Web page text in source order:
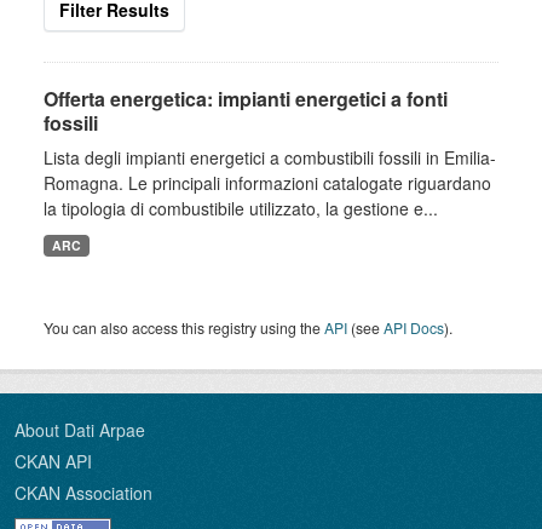
Filter Results
Offerta energetica: impianti energetici a fonti
fossili
Lista degli impianti energetici a combustibili fossili in Emilia-
Romagna. Le principali informazioni catalogate riguardano
la tipologia di combustibile utilizzato, la gestione e...
ARC
You can also access this registry using theAPI (seeAPI Docs).
About Dati Arpae
CKAN API
CKAN Association